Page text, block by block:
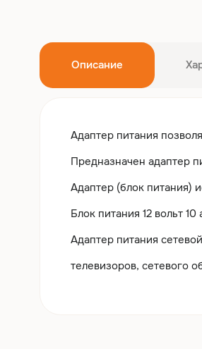
Описание
Адаптер питания
Предназначен адаптер
Адаптер (блок питания)
Блок питания 12 вольт
Адаптер питания
телевизоров, сетевого